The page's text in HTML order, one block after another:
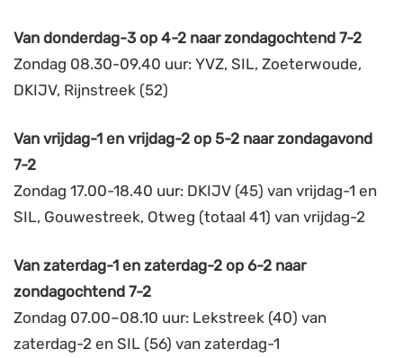
Van donderdag-3 op 4-2 naar zondagochtend 7-2
Zondag 08.30-09.40 uur: YVZ, SIL, Zoeterwoude,
DKIJV, Rijnstreek (52)
Van vrijdag-1 en vrijdag-2 op 5-2 naar zondagavond
7-2
Zondag 17.00-18.40 uur: DKIJV (45) van vrijdag-1 en
SIL, Gouwestreek, Otweg (totaal 41) van vrijdag-2
Van zaterdag-1 en zaterdag-2 op 6-2 naar
zondagochtend 7-2
Zondag 07.00–08.10 uur: Lekstreek (40) van
zaterdag-2 en SIL (56) van zaterdag-1